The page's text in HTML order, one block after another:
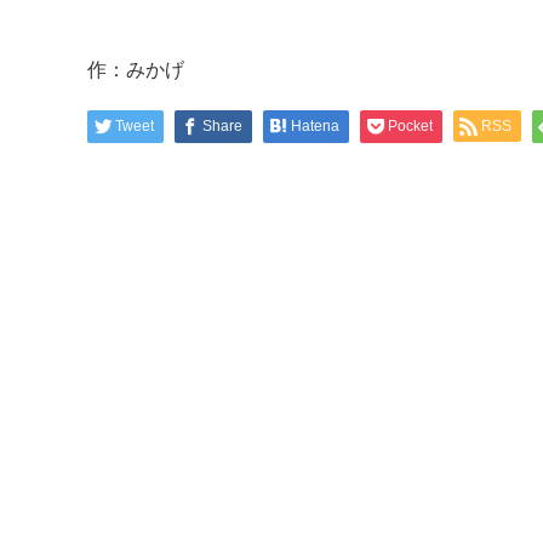
作：みかげ
Tweet Share Hatena Pocket RSS